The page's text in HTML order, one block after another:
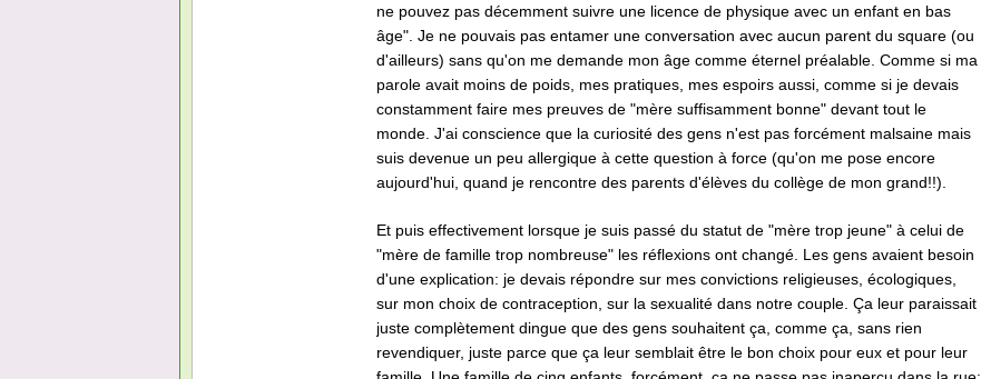
ne pouvez pas décemment suivre une licence de physique avec un enfant en bas
âge". Je ne pouvais pas entamer une conversation avec aucun parent du square (ou
d'ailleurs) sans qu'on me demande mon âge comme éternel préalable. Comme si ma
parole avait moins de poids, mes pratiques, mes espoirs aussi, comme si je devais
constamment faire mes preuves de "mère suffisamment bonne" devant tout le
monde. J'ai conscience que la curiosité des gens n'est pas forcément malsaine mais
suis devenue un peu allergique à cette question à force (qu'on me pose encore
aujourd'hui, quand je rencontre des parents d'élèves du collège de mon grand!!).
Et puis effectivement lorsque je suis passé du statut de "mère trop jeune" à celui de
"mère de famille trop nombreuse" les réflexions ont changé. Les gens avaient besoin
d'une explication: je devais répondre sur mes convictions religieuses, écologiques,
sur mon choix de contraception, sur la sexualité dans notre couple. Ça leur paraissait
juste complètement dingue que des gens souhaitent ça, comme ça, sans rien
revendiquer, juste parce que ça leur semblait être le bon choix pour eux et pour leur